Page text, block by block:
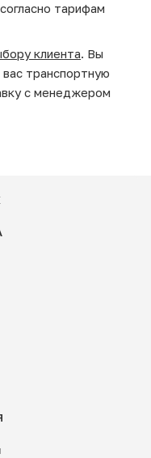
тарифам
клиента. Вы
транспортную
с менеджером